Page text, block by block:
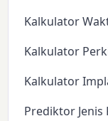
Kalkulator
Kalkulator
Kalkulator
Prediktor Jenis